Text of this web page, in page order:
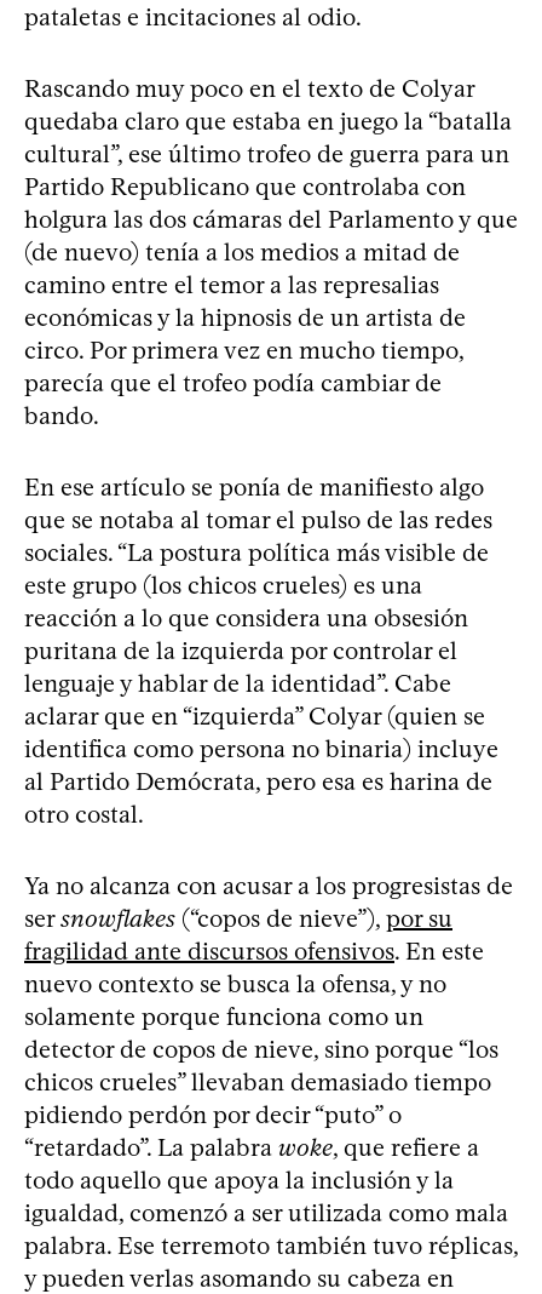
pataletas e incitaciones al odio.
Rascando muy poco en el texto de Colyar
quedaba claro que estaba en juego la “batalla
cultural”, ese último trofeo de guerra para un
Partido Republicano que controlaba con
holgura las dos cámaras del Parlamento y que
(de nuevo) tenía a los medios a mitad de
camino entre el temor a las represalias
económicas y la hipnosis de un artista de
circo. Por primera vez en mucho tiempo,
parecía que el trofeo podía cambiar de
bando.
En ese artículo se ponía de manifiesto algo
que se notaba al tomar el pulso de las redes
sociales. “La postura política más visible de
este grupo (los chicos crueles) es una
reacción a lo que considera una obsesión
puritana de la izquierda por controlar el
lenguaje y hablar de la identidad”. Cabe
aclarar que en “izquierda” Colyar (quien se
identifica como persona no binaria) incluye
al Partido Demócrata, pero esa es harina de
otro costal.
Ya no alcanza con acusar a los progresistas de
sersnowflakes (“copos de nieve”), por su
fragilidad ante discursos ofensivos. En este
nuevo contexto se busca la ofensa, y no
solamente porque funciona como un
detector de copos de nieve, sino porque “los
chicos crueles” llevaban demasiado tiempo
pidiendo perdón por decir “puto” o
“retardado”. La palabra woke, que refiere a
todo aquello que apoya la inclusión y la
igualdad, comenzó a ser utilizada como mala
palabra. Ese terremoto también tuvo réplicas,
y pueden verlas asomando su cabeza en